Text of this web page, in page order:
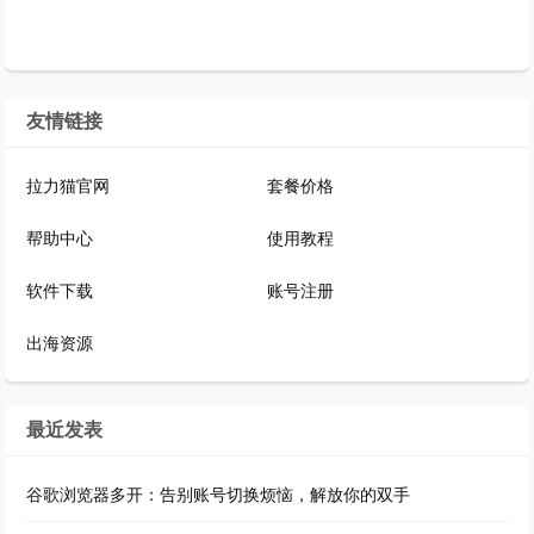
友情链接
拉力猫官网 套餐价格
帮助中心 使用教程
软件下载 账号注册
出海资源
最近发表
谷歌浏览器多开：告别账号切换烦恼，解放你的双手